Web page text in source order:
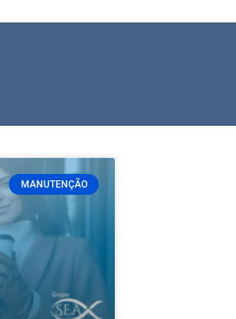
MANUTENÇÃO